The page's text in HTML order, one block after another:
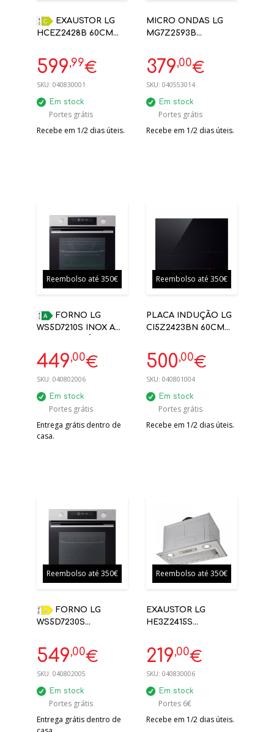
HCEZ2428B 60CM
VIDRO PRETO WIFI -
INCLINADO
599,99€
SKU: 040830001
Em stock
Portes grátis
Recebe em 1/2 dias úteis.
MICRO ONDAS LG
MG7Z2593B
GRILL PRETO
379,00€
SKU: 040553014
Em stock
Portes grátis
Recebe em 1/2 dias úteis.
Reembolso até 350€
WS5D7210S INOX A
CALHAS
TELESCÓPICAS
449,00€
SKU: 040802006
Em stock
Portes grátis
Entrega grátis dentro de
casa.
Reembolso até 350€
PLACA INDUÇÃO LG
CI5Z2423BN 60CM
500,00€
SKU: 040801004
Em stock
Portes grátis
Recebe em 1/2 dias úteis.
Reembolso até 350€
WS5D7230S
549,00€
SKU: 040802005
Em stock
Portes grátis
Entrega grátis dentro de
Reembolso até 350€
EXAUSTOR LG
HE3Z2415S
M3/H C
219,00€
SKU: 040830006
Em stock
Portes 6€
Recebe em 1/2 dias úteis.